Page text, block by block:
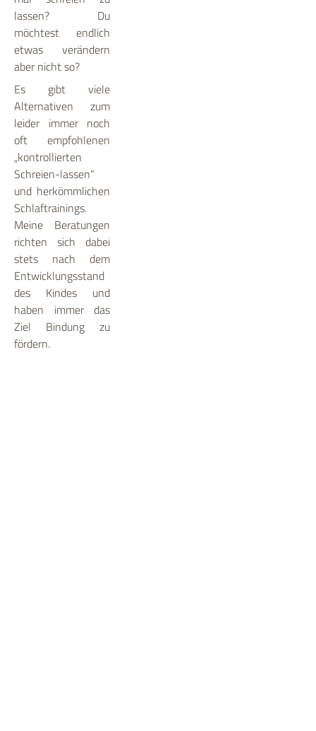
lassen? Du
möchtest endlich
etwas verändern
aber nicht so?
Es gibt viele
Alternativen zum
leider immer noch
oft empfohlenen
„kontrollierten
Schreien-lassen“
und herkömmlichen
Schlaftrainings.
Meine Beratungen
richten sich dabei
stets nach dem
Entwicklungsstand
des Kindes und
haben immer das
Ziel Bindung zu
fördern.